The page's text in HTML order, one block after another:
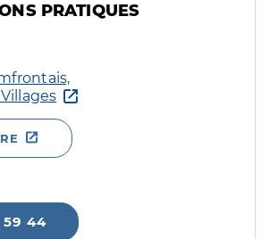
PRATIQUES
59 44